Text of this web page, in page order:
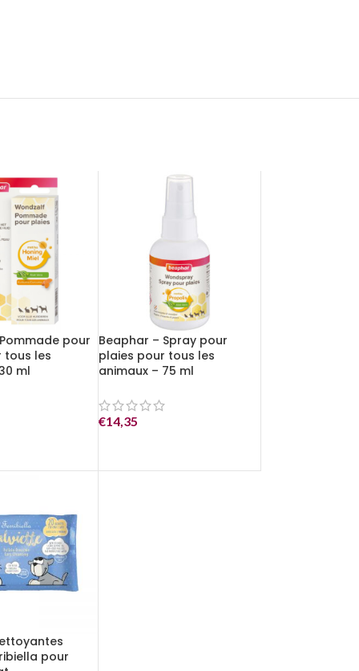
Pommade pour
tous les
ml
Beaphar – Spray pour
plaies pour tous les
animaux – 75 ml
€14,35
pour